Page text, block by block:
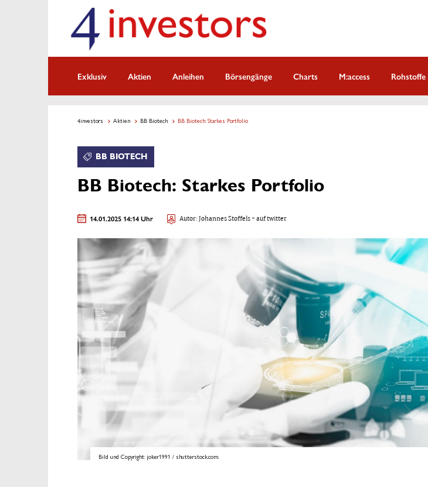
Exklusiv Aktien Anleihen Börsengänge Charts M:access Rohstoffe
4investors Aktien BB Biotech BB Biotech: Starkes Portfolio
BB BIOTECH
BB Biotech: Starkes Portfolio
14.01.2025 14:14 Uhr Autor:Johannes Stoffels- auf twitter
Bild und Copyright: joker1991 / shutterstock.com.